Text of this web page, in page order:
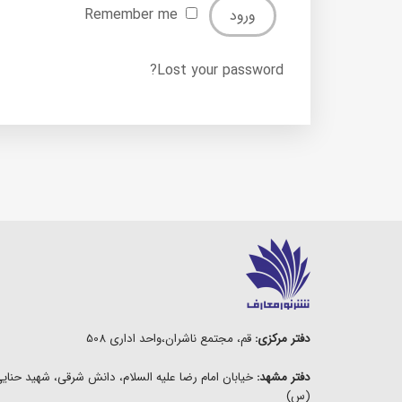
Lost your password?
دفتر مرکزی: قم، مجتمع ناشران،واحد اداری 508
دفتر مشهد:
(س)